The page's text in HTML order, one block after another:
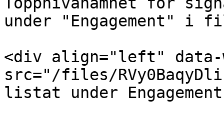
under "Engagement"
<div align="left" data-
src="/files/
listat under